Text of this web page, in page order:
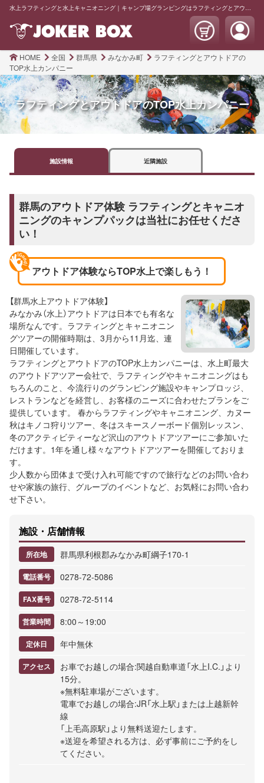
水上ラフティングと水上キャニオニング｜キャンプ場グランピングはラフティングとアウトドアのTOP水上 | JOKER BOX
HOME 全国 群馬県 みなかみ町
ラフティングとアウトドアの
TOP水上カンパニー
ラフティングとアウトドアのTOP水上カンパニー
施設情報 近隣施設
群馬のアウトドア体験 ラフティングとキャニオ
ニングのキャンプパックは当社にお任せくださ
い！
アウトドア体験ならTOP水上で楽しもう！
【群馬水上アウトドア体験】
みなかみ（水上）アウトドアは日本でも有名な
場所なんです。ラフティングとキャニオニン
グツアーの開催時期は、3月から11月迄、連
日開催しています。
ラフティングとアウトドアのTOP水上カンパニーは、水上町最大
のアウトドアツアー会社で、ラフティングやキャニオニングはも
ちろんのこと、今流行りのグランピング施設やキャンプロッジ、
レストランなどを経営し、お客様のニーズに合わせたプランをご
提供しています。 春からラフティングやキャニオニング、カヌー
秋はキノコ狩りツアー、冬はスキースノーボード個別レッスン、
冬のアクティビティーなど沢山のアウトドアツアーにご参加いた
だけます。1年を通し様々なアウトドアツアーを開催しておりま
す。
少人数から団体まで受け入れ可能ですので旅行などのお問い合わ
せや家族の旅行、グループのイベントなど、お気軽にお問い合わ
せ下さい。
施設・店舗情報
所在地 群馬県利根郡みなかみ町綱子170-1
電話番号 0278-72-5086
FAX番号 0278-72-5114
営業時間 8:00～19:00
定休日 年中無休
アクセス
お車でお越しの場合:関越自動車道「水上I.C.」より
15分。
※無料駐車場がございます。
電車でお越しの場合:JR「水上駅」または上越新幹
線
「上毛高原駅」より無料送迎たします。
※送迎を希望される方は、必ず事前にご予約をし
てください。